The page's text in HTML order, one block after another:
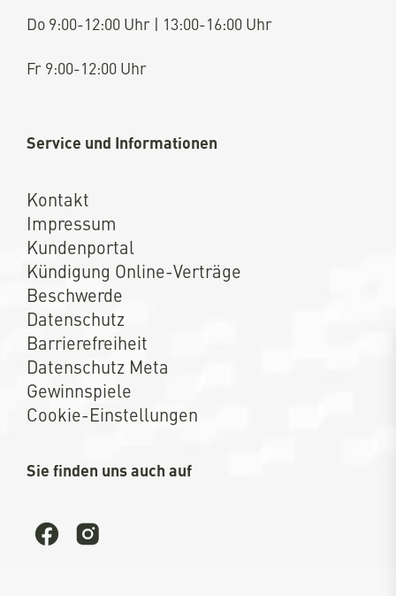
Do 9:00-12:00 Uhr | 13:00-16:00 Uhr
Fr 9:00-12:00 Uhr
Service und Informationen
Kontakt
Impressum
Kundenportal
Kündigung Online-Verträge
Beschwerde
Datenschutz
Barrierefreiheit
Datenschutz Meta
Gewinnspiele
Cookie-Einstellungen
Sie finden uns auch auf